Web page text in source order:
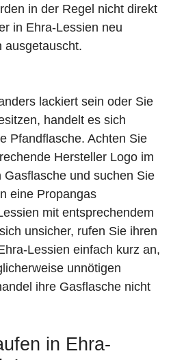
in der Regel nicht direkt
in Ehra-Lessien neu
ausgetauscht.
lackiert sein oder Sie
handelt es sich
Pfandflasche. Achten Sie
Hersteller Logo im
und suchen Sie
eine Propangas
mit entsprechendem
unsicher, rufen Sie ihren
Lessien einfach kurz an,
unnötigen
ihre Gasflasche nicht
in Ehra-